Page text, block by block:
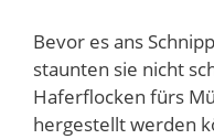
Bevor es ans
staunten sie nicht
Haferflocken fürs
hergestellt werden